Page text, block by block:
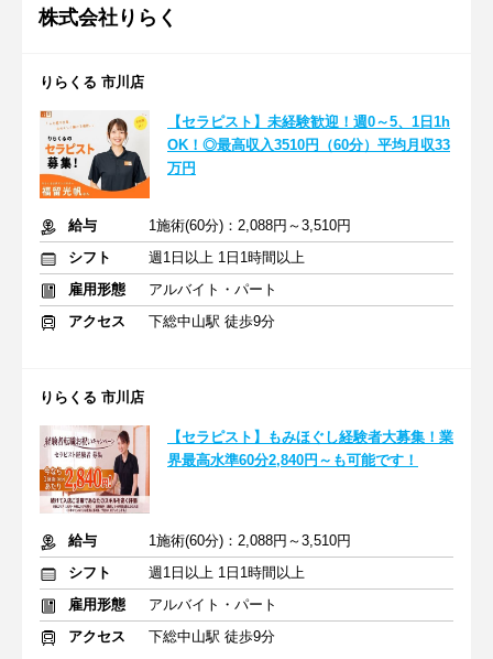
株式会社りらく
りらくる 市川店
【セラピスト】未経験歓迎！週0～5、1日1h
OK！◎最高収入3510円（60分）平均月収33
万円
給与
1施術(60分)：2,088円～3,510円
シフト
週1日以上 1日1時間以上
雇用形態
アルバイト・パート
アクセス
下総中山駅 徒歩9分
りらくる 市川店
【セラピスト】もみほぐし経験者大募集！業
界最高水準60分2,840円～も可能です！
給与
1施術(60分)：2,088円～3,510円
シフト
週1日以上 1日1時間以上
雇用形態
アルバイト・パート
アクセス
下総中山駅 徒歩9分